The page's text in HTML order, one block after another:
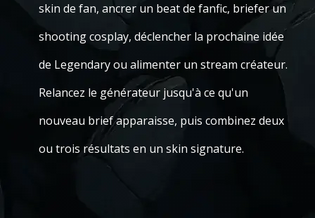
skin de fan, ancrer un beat de fanfic, briefer un
shooting cosplay, déclencher la prochaine idée
de Legendary ou alimenter un stream créateur.
Relancez le générateur jusqu'à ce qu'un
nouveau brief apparaisse, puis combinez deux
ou trois résultats en un skin signature.